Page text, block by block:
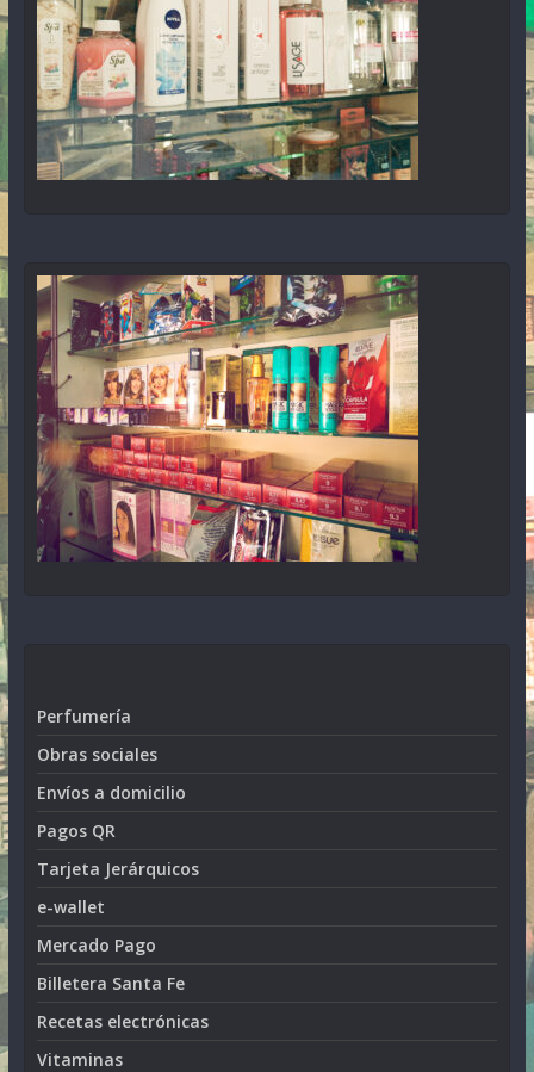
Perfumería
Obras sociales
Envíos a domicilio
Pagos QR
Tarjeta Jerárquicos
e-wallet
Mercado Pago
Billetera Santa Fe
Recetas electrónicas
Vitaminas